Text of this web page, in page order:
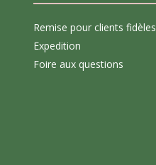
Remise pour clients fidèles
Expedition
Foire aux questions